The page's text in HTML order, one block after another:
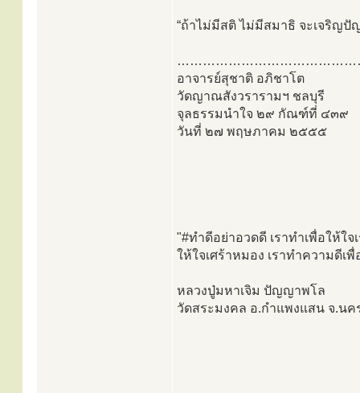
“ถ้าไม่มีสติ ไม่มีสมาธิ จะเจริญปั
อาจารย์สุชาติ อภิชาโต
วัดญาณสังวรารามฯ ชลบุรี
จุลธรรมนำใจ ๒๙ กัณฑ์ที่ ๔๓๙
วันที่ ๒๗ พฤษภาคม ๒๕๕๕
"#ทำดีอย่าอวดดี เราทำเพื่อให้ใจ
ให้ใจเศร้าหมอง เราทำความดีเ
หลวงปู่มหาเจิม ปัญญาพโล
วัดสระมงคล อ.กำแพงแสน จ.นค